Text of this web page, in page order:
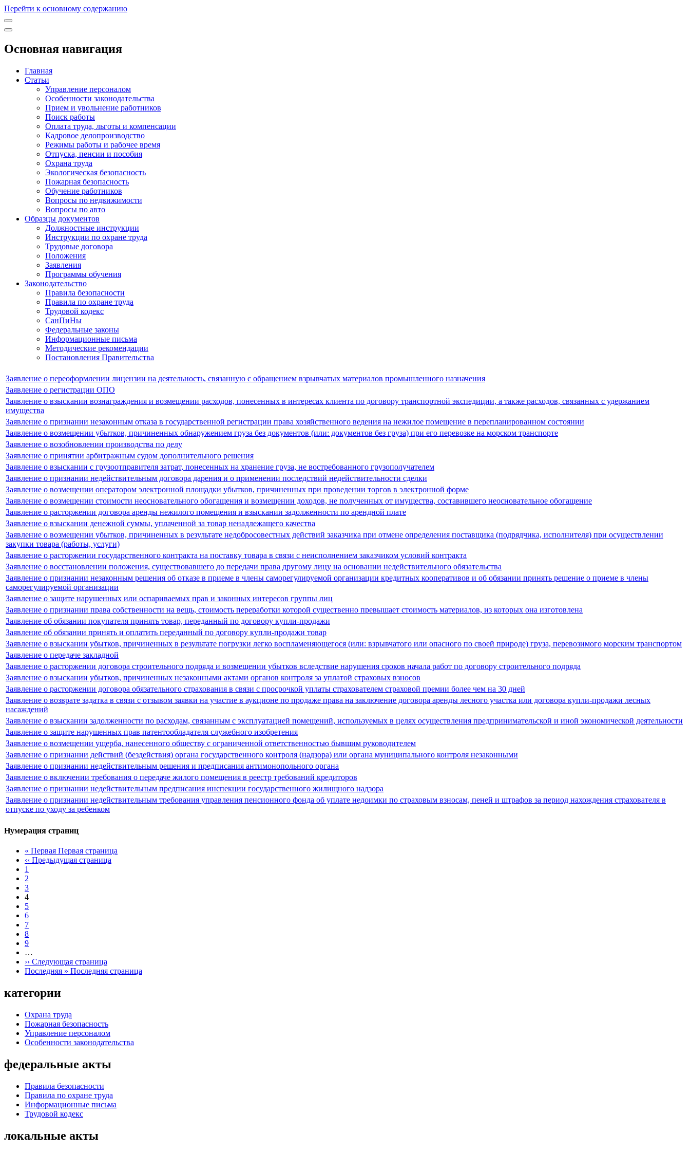
Перейти к основному содержанию
Основная навигация
Главная
Статьи
Управление персоналом
Особенности законодательства
Прием и увольнение работников
Поиск работы
Оплата труда, льготы и компенсации
Кадровое делопроизводство
Режимы работы и рабочее время
Отпуска, пенсии и пособия
Охрана труда
Экологическая безопасность
Пожарная безопасность
Обучение работников
Вопросы по недвижимости
Вопросы по авто
Образцы документов
Должностные инструкции
Инструкции по охране труда
Трудовые договора
Положения
Заявления
Программы обучения
Законодательство
Правила безопасности
Правила по охране труда
Трудовой кодекс
СанПиНы
Федеральные законы
Информационные письма
Методические рекомендации
Постановления Правительства
Заявление о переоформлении лицензии на деятельность, связанную с обращением взрывчатых материалов промышленного назначения
Заявление о регистрации ОПО
Заявление о взыскании вознаграждения и возмещении расходов, понесенных в интересах клиента по договору транспортной экспедиции, а также расходов, связанных с удержанием
имущества
Заявление о признании незаконным отказа в государственной регистрации права хозяйственного ведения на нежилое помещение в перепланированном состоянии
Заявление о возмещении убытков, причиненных обнаружением груза без документов (или: документов без груза) при его перевозке на морском транспорте
Заявление о возобновлении производства по делу
Заявление о принятии арбитражным судом дополнительного решения
Заявление о взыскании с грузоотправителя затрат, понесенных на хранение груза, не востребованного грузополучателем
Заявление о признании недействительным договора дарения и о применении последствий недействительности сделки
Заявление о возмещении оператором электронной площадки убытков, причиненных при проведении торгов в электронной форме
Заявление о возмещении стоимости неосновательного обогащения и возмещении доходов, не полученных от имущества, составившего неосновательное обогащение
Заявление о расторжении договора аренды нежилого помещения и взыскании задолженности по арендной плате
Заявление о взыскании денежной суммы, уплаченной за товар ненадлежащего качества
Заявление о возмещении убытков, причиненных в результате недобросовестных действий заказчика при отмене определения поставщика (подрядчика, исполнителя) при осуществлении
закупки товара (работы, услуги)
Заявление о расторжении государственного контракта на поставку товара в связи с неисполнением заказчиком условий контракта
Заявление о восстановлении положения, существовавшего до передачи права другому лицу на основании недействительного обязательства
Заявление о признании незаконным решения об отказе в приеме в члены саморегулируемой организации кредитных кооперативов и об обязании принять решение о приеме в члены
саморегулируемой организации
Заявление о защите нарушенных или оспариваемых прав и законных интересов группы лиц
Заявление о признании права собственности на вещь, стоимость переработки которой существенно превышает стоимость материалов, из которых она изготовлена
Заявление об обязании покупателя принять товар, переданный по договору купли-продажи
Заявление об обязании принять и оплатить переданный по договору купли-продажи товар
Заявление о взыскании убытков, причиненных в результате погрузки легко воспламеняющегося (или: взрывчатого или опасного по своей природе) груза, перевозимого морским транспортом
Заявление о передаче закладной
Заявление о расторжении договора строительного подряда и возмещении убытков вследствие нарушения сроков начала работ по договору строительного подряда
Заявление о взыскании убытков, причиненных незаконными актами органов контроля за уплатой страховых взносов
Заявление о расторжении договора обязательного страхования в связи с просрочкой уплаты страхователем страховой премии более чем на 30 дней
Заявление о возврате задатка в связи с отзывом заявки на участие в аукционе по продаже права на заключение договора аренды лесного участка или договора купли-продажи лесных
насаждений
Заявление о взыскании задолженности по расходам, связанным с эксплуатацией помещений, используемых в целях осуществления предпринимательской и иной экономической деятельности
Заявление о защите нарушенных прав патентообладателя служебного изобретения
Заявление о возмещении ущерба, нанесенного обществу с ограниченной ответственностью бывшим руководителем
Заявление о признании действий (бездействия) органа государственного контроля (надзора) или органа муниципального контроля незаконными
Заявление о признании недействительным решения и предписания антимонопольного органа
Заявление о включении требования о передаче жилого помещения в реестр требований кредиторов
Заявление о признании недействительным предписания инспекции государственного жилищного надзора
Заявление о признании недействительным требования управления пенсионного фонда об уплате недоимки по страховым взносам, пеней и штрафов за период нахождения страхователя в
отпуске по уходу за ребенком
Нумерация страниц
« Первая Первая страница
‹‹ Предыдущая страница
1
2
3
4
5
6
7
8
9
…
›› Следующая страница
Последняя » Последняя страница
категории
Охрана труда
Пожарная безопасность
Управление персоналом
Особенности законодательства
федеральные акты
Правила безопасности
Правила по охране труда
Информационные письма
Трудовой кодекс
локальные акты